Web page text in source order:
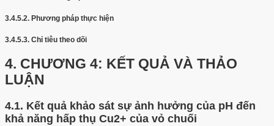
3.4.5.2. Phương pháp thực hiện
3.4.5.3. Chỉ tiêu theo dõi
4. CHƯƠNG 4: KẾT QUẢ VÀ THẢO
LUẬN
4.1. Kết quả khảo sát sự ảnh hưởng của pH đến
khả năng hấp thụ Cu2+ của vỏ chuối